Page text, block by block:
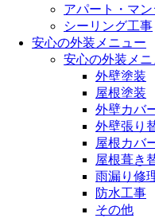
アパート・マ
シーリング工事
安心の外装メニュー
安心の外装メ
外壁塗装
屋根塗装
外壁カバ
外壁張り
屋根カバ
屋根葺き
雨漏り修
防水工事
その他